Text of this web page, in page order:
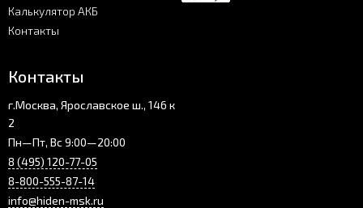
Калькулятор АКБ
Контакты
Контакты
г.Москва, Ярославское ш., 146 к
2
Пн—Пт, Вс 9:00—20:00
8 (495) 120-77-05
8-800-555-87-14
info@hiden-msk.ru